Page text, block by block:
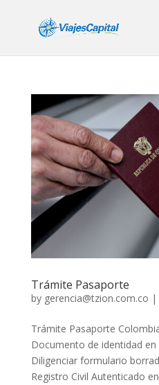
Trámite Pasaporte
by gerencia@tzion.com.co |
Trámite Pasaporte
Documento de identidad
Diligenciar formulario
Registro Civil Autenticado